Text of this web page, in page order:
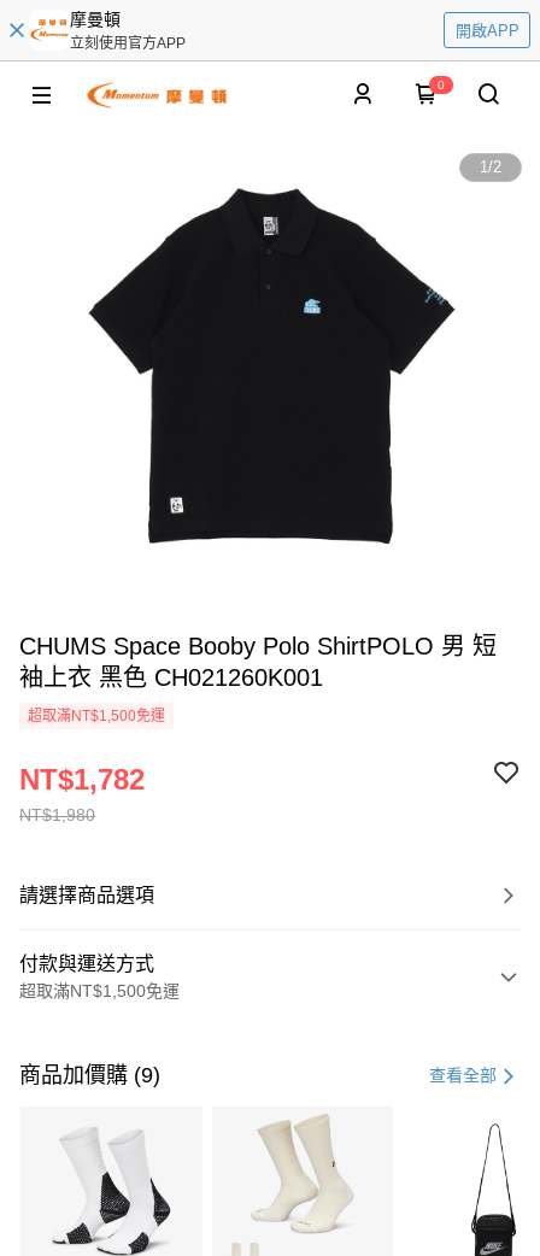
摩曼頓
立刻使用官方APP
開啟APP
0
1/2
CHUMS Space Booby Polo ShirtPOLO 男 短
袖上衣 黑色 CH021260K001
超取滿NT$1,500免運
NT$1,980
NT$1,782
請選擇商品選項
付款與運送方式
超取滿NT$1,500免運
信用卡一次付款
3 期 0 利率 每期 21家銀行
合作金庫商業銀行
第一商業銀行
華南商業銀行
彰化商業銀行
上海商業儲蓄銀行
Apple Pay
商品加價購 (9) 查看全部